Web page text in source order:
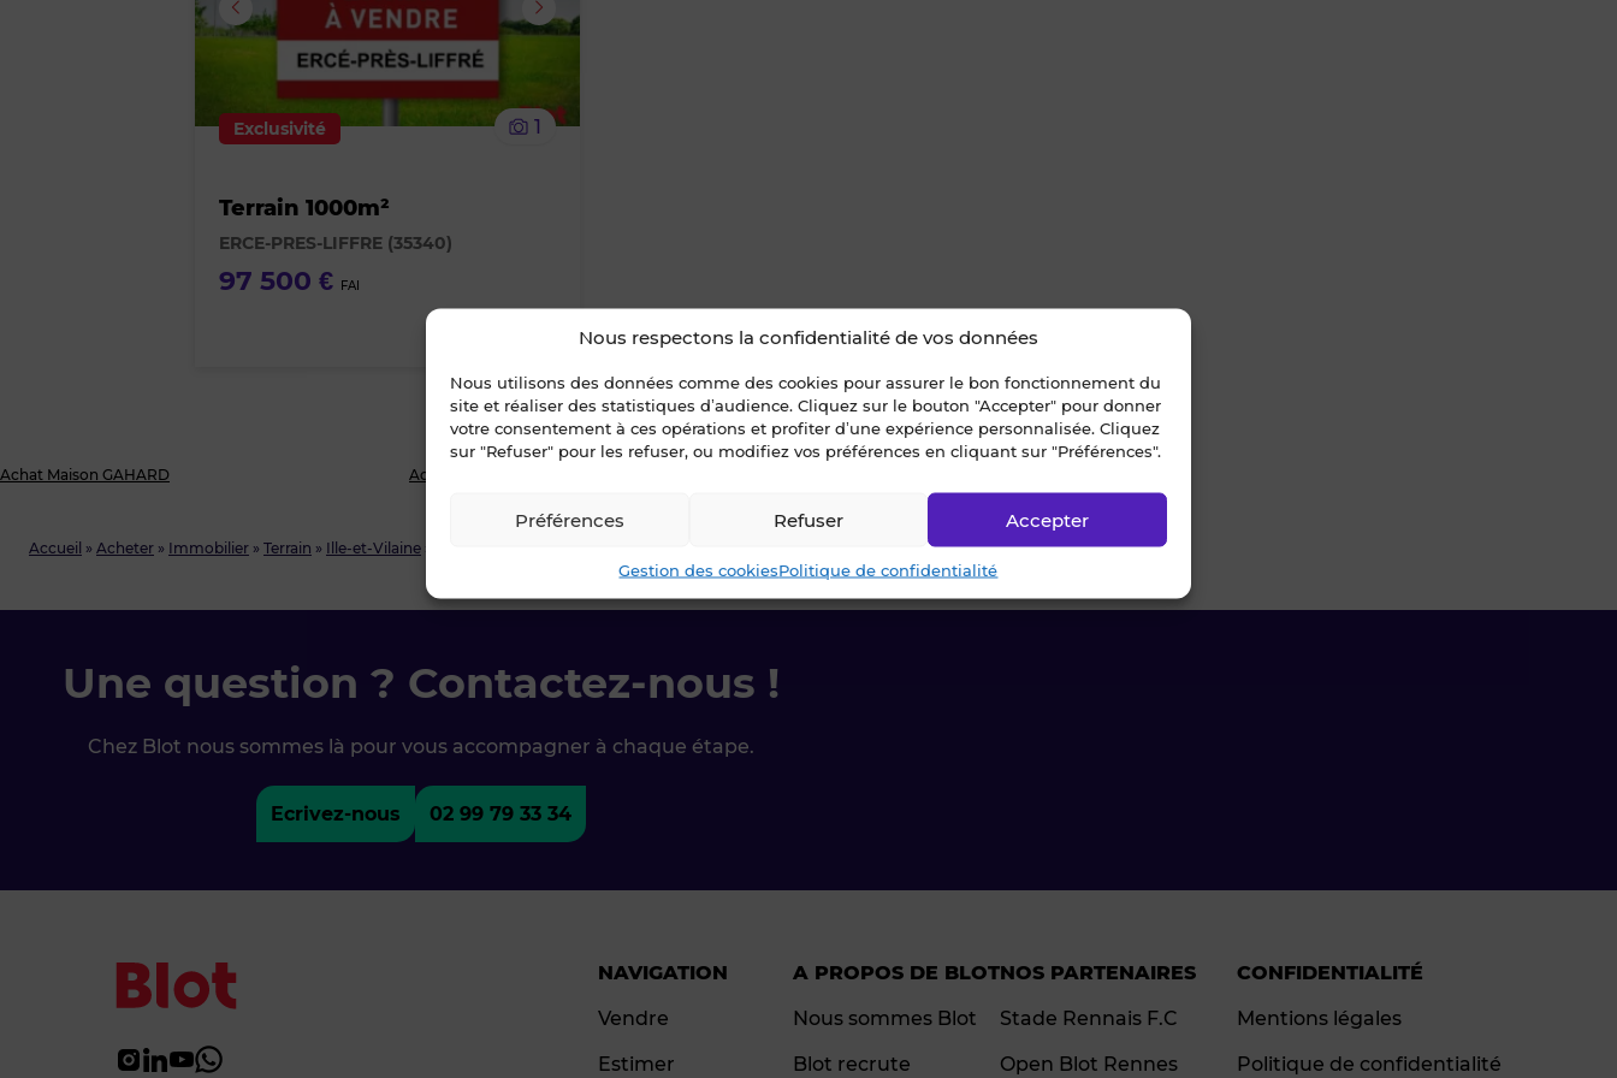
Nous respectons la confidentialité de vos données
Nous utilisons des données comme des cookies pour assurer le bon fonctionnement du
site et réaliser des statistiques d’audience. Cliquez sur le bouton "Accepter" pour donner
votre consentement à ces opérations et profiter d’une expérience personnalisée. Cliquez
sur "Refuser" pour les refuser, ou modifiez vos préférences en cliquant sur "Préférences".
Accepter
Refuser
Préférences
Gestion des cookiesPolitique de confidentialité
Accueil » Acheter » Immobilier » Terrain » Ille-et-Vilaine
supprimer
Exclusivité 1
Terrain 1000m²
ERCE-PRES-LIFFRE (35340)
97 500 € FAI
Achat Maison GAHARD Achat Appartement GAHARD
Une question ? Contactez-nous !
Chez Blot nous sommes là pour vous accompagner à chaque étape.
Ecrivez-nous 02 99 79 33 34
NAVIGATION
Vendre
Estimer
A PROPOS DE BLOT
Nous sommes Blot
Blot recrute
NOS PARTENAIRES
Stade Rennais F.C
Open Blot Rennes
CONFIDENTIALITÉ
Mentions légales
Politique de confidentialité